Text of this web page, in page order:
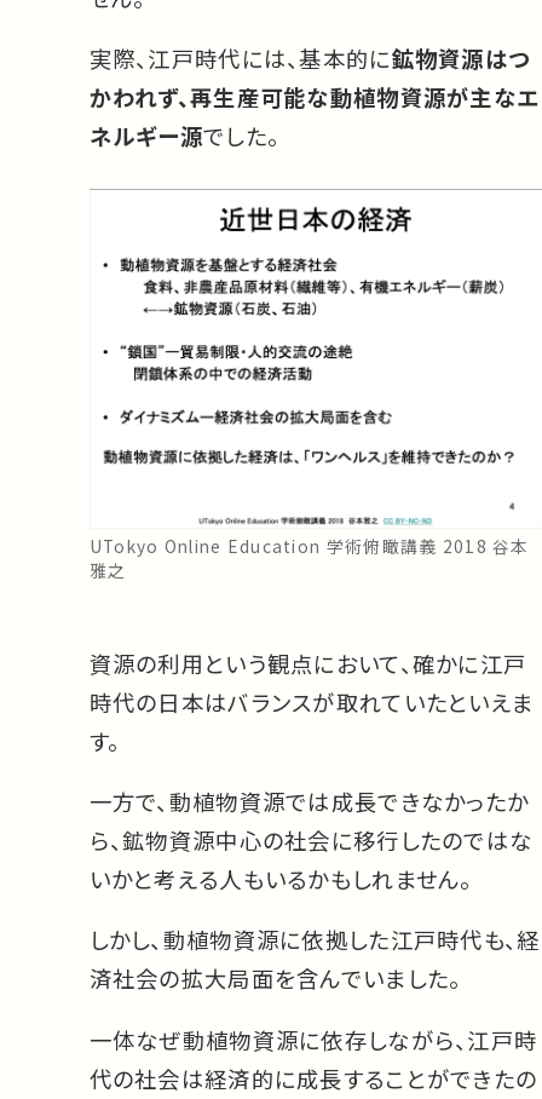
実際、江戸時代には、基本的に鉱物資源はつ
かわれず、再生産可能な動植物資源が主なエ
ネルギー源でした。
UTokyo Online Education 学術俯瞰講義 2018 谷本
雅之
資源の利用という観点において、確かに江戸
時代の日本はバランスが取れていたといえま
す。
一方で、動植物資源では成長できなかったか
ら、鉱物資源中心の社会に移行したのではな
いかと考える人もいるかもしれません。
しかし、動植物資源に依拠した江戸時代も、経
済社会の拡大局面を含んでいました。
一体なぜ動植物資源に依存しながら、江戸時
代の社会は経済的に成長することができたの